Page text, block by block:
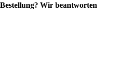
Wir beantworten